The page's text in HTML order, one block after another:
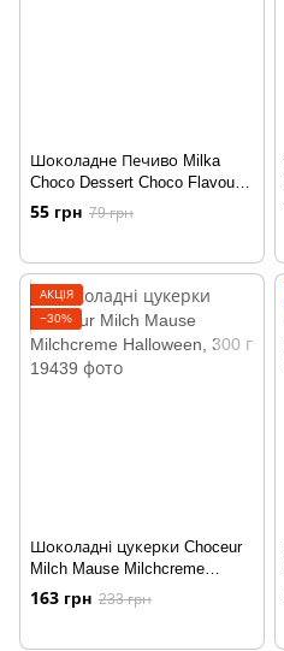
Шоколадне Печиво Milka
Choco Dessert Choco Flavour
Десертне 128
55 грн 79 грн
АКЦІЯ
−30%
Шоколадні цукерки Choceur
Milch Mause Milchcreme
Halloween, 300 г
163 грн 233 грн